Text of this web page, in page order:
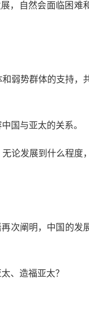
，自然会面临困难
弱势群体的支持，
国与亚太的关系。
论发展到什么程度，
次阐明，中国的发
、造福亚太？